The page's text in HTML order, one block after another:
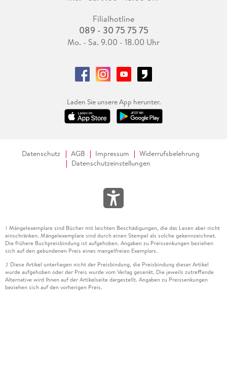
Filialhotline
089 - 30 75 75 75
Mo. - Sa. 9.00 - 18.00 Uhr
Laden Sie unsere App herunter.
Datenschutz AGB Impressum
Widerrufsbelehrung
Datenschutzeinstellungen
1 Mängelexemplare sind Bücher mit leichten Beschädigungen, die das Lesen aber nicht
einschränken. Mängelexemplare sind durch einen Stempel als solche gekennzeichnet.
Die frühere Buchpreisbindung ist aufgehoben. Angaben zu Preissenkungen beziehen
sich auf den gebundenen Preis eines mangelfreien Exemplars.
2 Diese Artikel unterliegen nicht der Preisbindung, die Preisbindung dieser Artikel
wurde aufgehoben oder der Preis wurde vom Verlag gesenkt. Die jeweils zutreffende
Alternative wird Ihnen auf der Artikelseite dargestellt. Angaben zu Preissenkungen
beziehen sich auf den vorherigen Preis.